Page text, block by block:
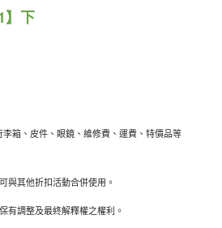
】下
箱、皮件、眼鏡、維修費、運費、特價品等
與其他折扣活動合併使用。
有調整及最終解釋權之權利。